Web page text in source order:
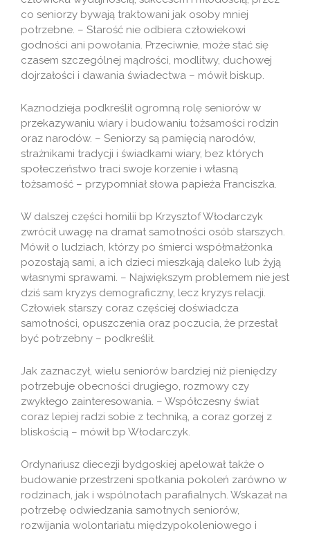
co seniorzy bywają traktowani jak osoby mniej
potrzebne. – Starość nie odbiera człowiekowi
godności ani powołania. Przeciwnie, może stać się
czasem szczególnej mądrości, modlitwy, duchowej
dojrzałości i dawania świadectwa – mówił biskup.
Kaznodzieja podkreślił ogromną rolę seniorów w
przekazywaniu wiary i budowaniu tożsamości rodzin
oraz narodów. – Seniorzy są pamięcią narodów,
strażnikami tradycji i świadkami wiary, bez których
społeczeństwo traci swoje korzenie i własną
tożsamość – przypomniał słowa papieża Franciszka.
W dalszej części homilii bp Krzysztof Włodarczyk
zwrócił uwagę na dramat samotności osób starszych.
Mówił o ludziach, którzy po śmierci współmałżonka
pozostają sami, a ich dzieci mieszkają daleko lub żyją
własnymi sprawami. – Największym problemem nie jest
dziś sam kryzys demograficzny, lecz kryzys relacji.
Człowiek starszy coraz częściej doświadcza
samotności, opuszczenia oraz poczucia, że przestał
być potrzebny – podkreślił.
Jak zaznaczył, wielu seniorów bardziej niż pieniędzy
potrzebuje obecności drugiego, rozmowy czy
zwykłego zainteresowania. – Współczesny świat
coraz lepiej radzi sobie z techniką, a coraz gorzej z
bliskością – mówił bp Włodarczyk.
Ordynariusz diecezji bydgoskiej apelował także o
budowanie przestrzeni spotkania pokoleń zarówno w
rodzinach, jak i wspólnotach parafialnych. Wskazał na
potrzebę odwiedzania samotnych seniorów,
rozwijania wolontariatu międzypokoleniowego i